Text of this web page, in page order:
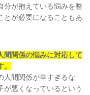
分が抱えている悩みを整
とが必要になることもあ
間関係の悩みに対応して
人間関係が辛すぎるな
が悪くなっているという